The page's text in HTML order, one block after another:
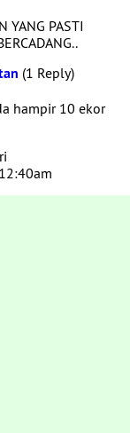
YANG PASTI
(1 Reply)
hampir 10 ekor